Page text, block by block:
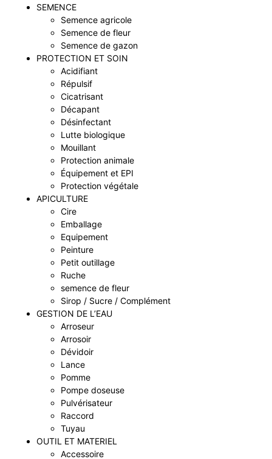
SEMENCE
Semence agricole
Semence de fleur
Semence de gazon
PROTECTION ET SOIN
Acidifiant
Répulsif
Cicatrisant
Décapant
Désinfectant
Lutte biologique
Mouillant
Protection animale
Équipement et EPI
Protection végétale
APICULTURE
Cire
Emballage
Equipement
Peinture
Petit outillage
Ruche
semence de fleur
Sirop / Sucre / Complément
GESTION DE L’EAU
Arroseur
Arrosoir
Dévidoir
Lance
Pomme
Pompe doseuse
Pulvérisateur
Raccord
Tuyau
OUTIL ET MATERIEL
Accessoire